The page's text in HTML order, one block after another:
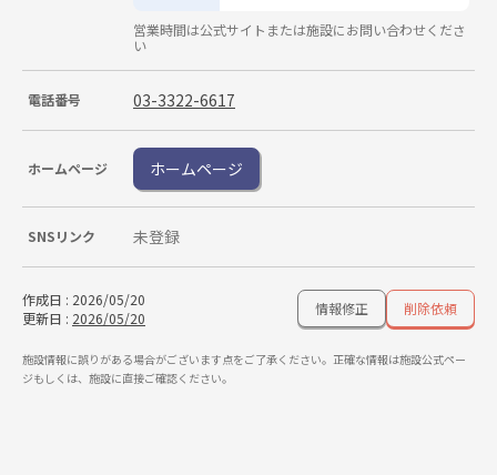
営業時間は公式サイトまたは施設にお問い合わせくださ
い
電話番号 03-3322-6617
ホームページ ホームページ
SNSリンク 未登録
作成日 : 2026/05/20
更新日 : 2026/05/20
情報修正 削除依頼
施設情報に誤りがある場合がございます点をご了承ください。正確な情報は施設公式ペー
ジもしくは、施設に直接ご確認ください。